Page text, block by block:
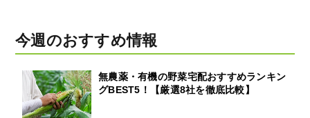
今週のおすすめ情報
無農薬・有機の野菜宅配おすすめランキン
グBEST5！【厳選8社を徹底比較】